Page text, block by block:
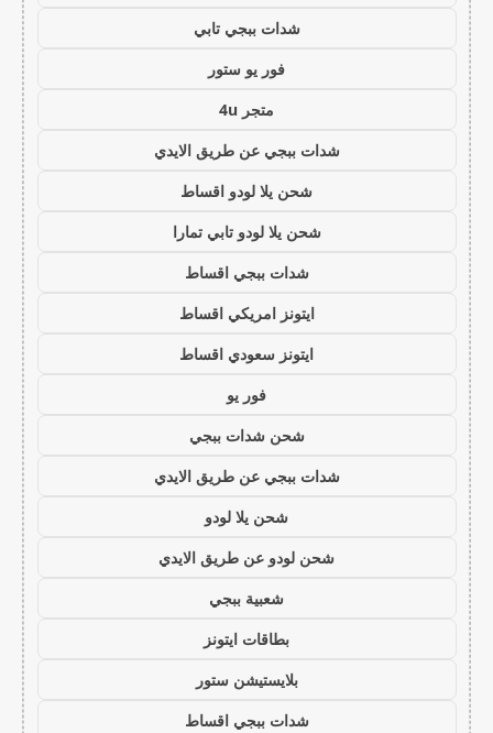
شدات ببجي تابي
فور يو ستور
متجر 4u
شدات ببجي عن طريق الايدي
شحن يلا لودو اقساط
شحن يلا لودو تابي تمارا
شدات ببجي اقساط
ايتونز امريكي اقساط
ايتونز سعودي اقساط
فور يو
شحن شدات ببجي
شدات ببجي عن طريق الايدي
شحن يلا لودو
شحن لودو عن طريق الايدي
شعبية ببجي
بطاقات ايتونز
بلايستيشن ستور
شدات ببجي اقساط